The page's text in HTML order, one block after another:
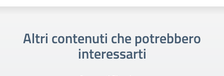
Altri contenuti che potrebbero
interessarti